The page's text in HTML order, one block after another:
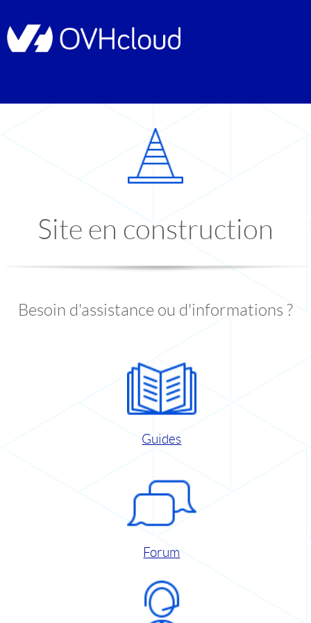
Site en construction
Besoin d'assistance ou d'informations ?
Guides
Forum